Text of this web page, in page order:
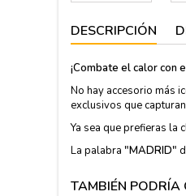
DESCRIPCIÓN
¡Combate el calor con
No hay accesorio más
exclusivos que
Ya sea que prefieras la
La palabra "MADRID"
TAMBIÉN PODRÍA